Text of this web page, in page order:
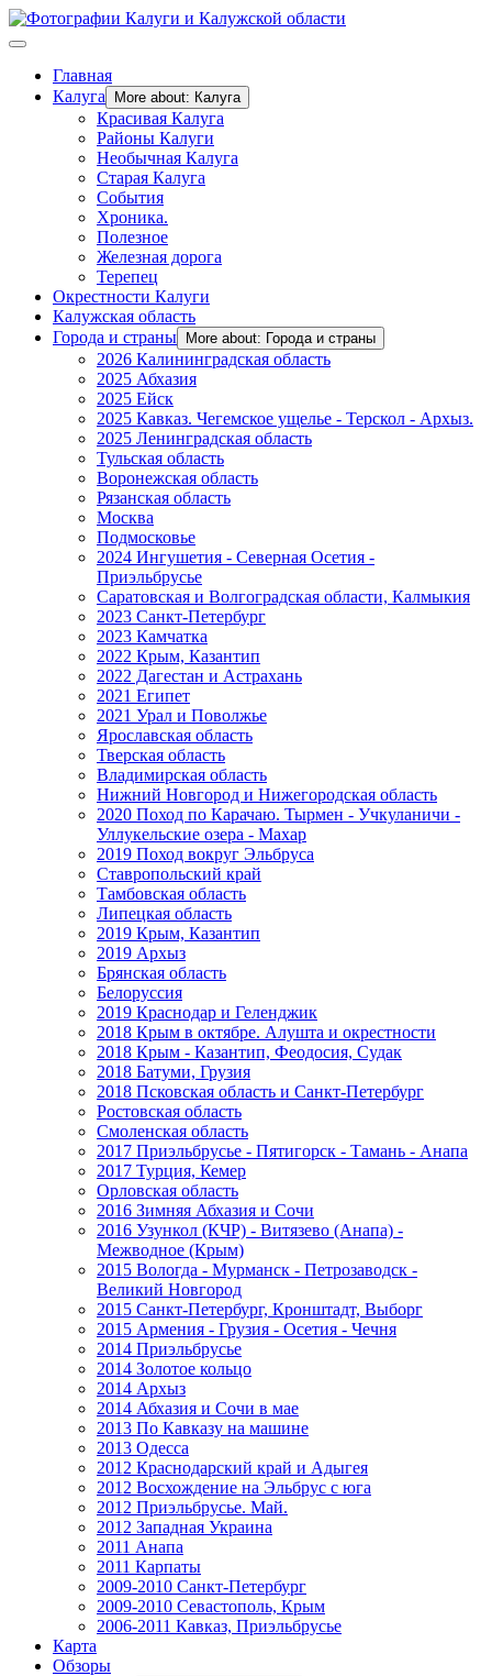
Главная
Калуга
More about: Калуга
Красивая Калуга
Районы Калуги
Необычная Калуга
Старая Калуга
События
Хроника.
Полезное
Железная дорога
Терепец
Окрестности Калуги
Калужская область
Города и страны
More about: Города и страны
2026 Калининградская область
2025 Абхазия
2025 Ейск
2025 Кавказ. Чегемское ущелье - Терскол - Архыз.
2025 Ленинградская область
Тульская область
Воронежская область
Рязанская область
Москва
Подмосковье
2024 Ингушетия - Северная Осетия -
Приэльбрусье
Саратовская и Волгоградская области, Калмыкия
2023 Санкт-Петербург
2023 Камчатка
2022 Крым, Казантип
2022 Дагестан и Астрахань
2021 Египет
2021 Урал и Поволжье
Ярославская область
Тверская область
Владимирская область
Нижний Новгород и Нижегородская область
2020 Поход по Карачаю. Тырмен - Учкуланичи -
Уллукельские озера - Махар
2019 Поход вокруг Эльбруса
Ставропольский край
Тамбовская область
Липецкая область
2019 Крым, Казантип
2019 Архыз
Брянская область
Белоруссия
2019 Краснодар и Геленджик
2018 Крым в октябре. Алушта и окрестности
2018 Крым - Казантип, Феодосия, Судак
2018 Батуми, Грузия
2018 Псковская область и Санкт-Петербург
Ростовская область
Смоленская область
2017 Приэльбрусье - Пятигорск - Тамань - Анапа
2017 Турция, Кемер
Орловская область
2016 Зимняя Абхазия и Сочи
2016 Узункол (КЧР) - Витязево (Анапа) -
Межводное (Крым)
2015 Вологда - Мурманск - Петрозаводск -
Великий Новгород
2015 Санкт-Петербург, Кронштадт, Выборг
2015 Армения - Грузия - Осетия - Чечня
2014 Приэльбрусье
2014 Золотое кольцо
2014 Архыз
2014 Абхазия и Сочи в мае
2013 По Кавказу на машине
2013 Одесса
2012 Краснодарский край и Адыгея
2012 Восхождение на Эльбрус с юга
2012 Приэльбрусье. Май.
2012 Западная Украина
2011 Анапа
2011 Карпаты
2009-2010 Санкт-Петербург
2009-2010 Севастополь, Крым
2006-2011 Кавказ, Приэльбрусье
Карта
Обзоры